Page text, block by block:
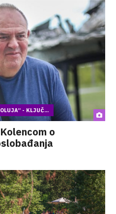
- KLJUČ...
o